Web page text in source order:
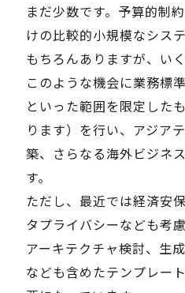
まだ少数です。予算的制
けの比較的小規模なシス
もちろんありますが、い
このような機会に業務標
といった範囲を限定した
ります）を行い、アジア
築、さらなる海外ビジネ
す。
ただし、最近では経済安
タプライバシーなども考
アーキテクチャ検討、生
なども含めたテンプレー